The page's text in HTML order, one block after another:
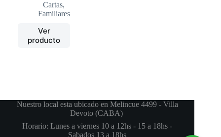
Cartas,
Familiares
Ver
producto
Nuestro local esta ubicado en Melincue 4499 - Villa
Devoto (CABA)
Horario: Lunes a viernes 10 a 12hs - 15 a 18hs -
Sabados 13 a 18hs